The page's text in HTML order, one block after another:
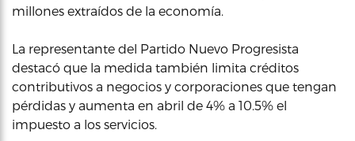
millones extraídos de la economía.
La representante del Partido Nuevo Progresista
destacó que la medida también limita créditos
contributivos a negocios y corporaciones que tengan
pérdidas y aumenta en abril de 4% a 10.5% el
impuesto a los servicios.